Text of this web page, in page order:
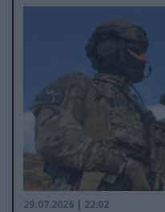
29.07.2026 | 22:02